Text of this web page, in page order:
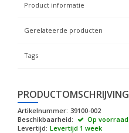
Product informatie
Gerelateerde producten
Tags
PRODUCTOMSCHRIJVING
Artikelnummer: 39100-002
Beschikbaarheid:
Op voorraad
Levertijd: Levertijd 1 week